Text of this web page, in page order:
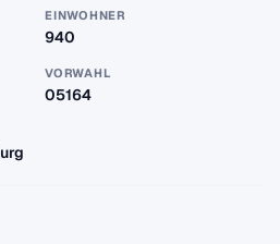
EINWOHNER
940
VORWAHL
05164